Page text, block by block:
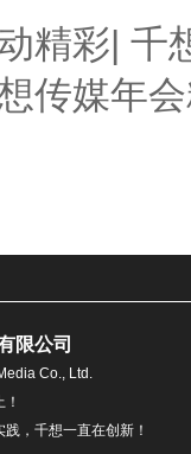
精彩| 千
传媒年
限公司
Co., Ltd.
，千想一直在创新！